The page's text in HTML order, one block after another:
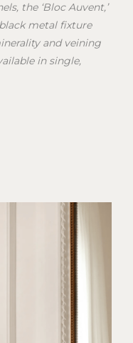
the ‘Bloc Auvent,’
metal fixture
and veining
in single,